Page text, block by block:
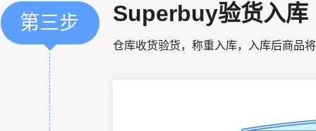
Superbuy验货入库
仓库收货验货，称重入库，入库后商品将
第三步